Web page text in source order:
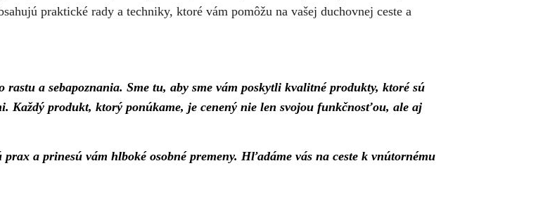
praktické rady a techniky, ktoré vám pomôžu na vašej duchovnej ceste a
a sebapoznania. Sme tu, aby sme vám poskytli kvalitné produkty, ktoré sú
Každý produkt, ktorý ponúkame, je cenený nie len svojou funkčnosťou, ale aj
a prinesú vám hlboké osobné premeny. Hľadáme vás na ceste k vnútornému